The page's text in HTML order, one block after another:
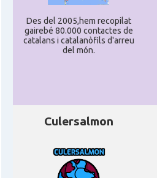
Des del 2005,hem recopilat
gairebé 80.000 contactes de
catalans i catalanòfils d'arreu
del món.
Culersalmon